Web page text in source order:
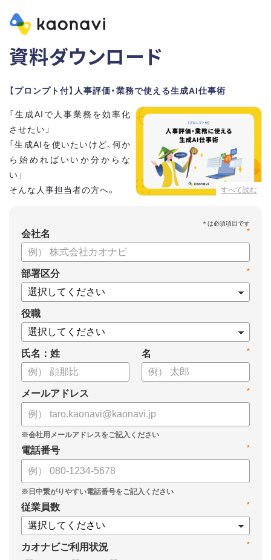
資料ダウンロード
【プロンプト付】人事評価・業務で使える生成AI仕事術
すべて読む
「生成AIで人事業務を効率化
させたい」
「生成AIを使いたいけど、何か
ら始めればいいか分からな
い」
そんな人事担当者の方へ。
本資料では、人事担当者300名の実態調査をもとに現場ですぐ
に役立つ生成AI活用術を紹介しています。
生成AI利用時のポイントや注意事項もまとめているため、これ
から始める方も安心です。評価シートフォーマットの作成や素
案の生成など、コピペで使えるプロンプトも収録！
生成AIを「壁打ち相手」や「作業アシスタント」にして、明日か
らの人事業務を効率化してみませんか？
【資料の内容】
・人事担当者に聞いた「生成AI活用に関する実態調査」
・生成AI利用における注意点やルール
・今日から使えるプロンプト集（人事評価、エンゲージメント業
務）
*
会社名
*
部署区分
役職
氏名：姓 *
名
*
メールアドレス
*
電話番号
*
従業員数
*
カオナビご利用状況